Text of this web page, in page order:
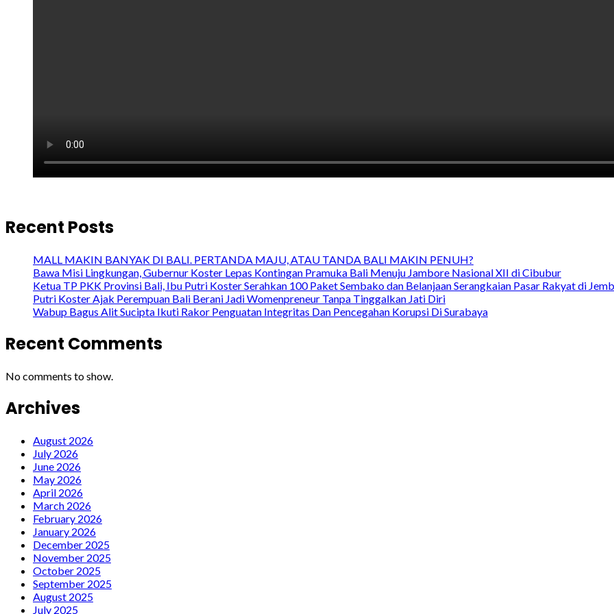
Recent Posts
MALL MAKIN BANYAK DI BALI. PERTANDA MAJU, ATAU TANDA BALI MAKIN PENUH?
Bawa Misi Lingkungan, Gubernur Koster Lepas Kontingan Pramuka Bali Menuju Jambore Nasional XII di Cibubur
Ketua TP PKK Provinsi Bali, Ibu Putri Koster Serahkan 100 Paket Sembako dan Belanjaan Serangkaian Pasar Rakyat di
Putri Koster Ajak Perempuan Bali Berani Jadi Womenpreneur Tanpa Tinggalkan Jati Diri
Wabup Bagus Alit Sucipta Ikuti Rakor Penguatan Integritas Dan Pencegahan Korupsi Di Surabaya
Recent Comments
No comments to show.
Archives
August 2026
July 2026
June 2026
May 2026
April 2026
March 2026
February 2026
January 2026
December 2025
November 2025
October 2025
September 2025
August 2025
July 2025